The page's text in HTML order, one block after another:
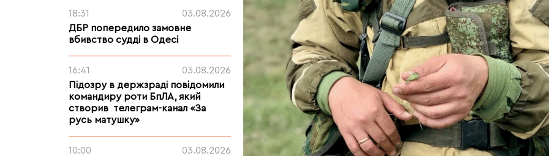
18:31
03.08.2026
ДБР попередило замовне
вбивство судді в Одесі
16:41
03.08.2026
Підозру в держзраді повідомили
командиру роти БпЛА, який
створив телеграм-канал «За
русь матушку»
10:00
03.08.2026